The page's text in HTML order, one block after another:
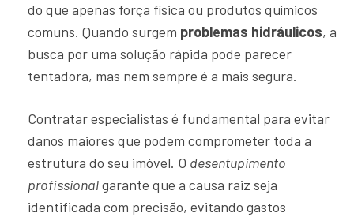
do que apenas força física ou produtos químicos
comuns. Quando surgem problemas hidráulicos, a
busca por uma solução rápida pode parecer
tentadora, mas nem sempre é a mais segura.
Contratar especialistas é fundamental para evitar
danos maiores que podem comprometer toda a
estrutura do seu imóvel. O desentupimento
profissionalgarante que a causa raiz seja
identificada com precisão, evitando gastos